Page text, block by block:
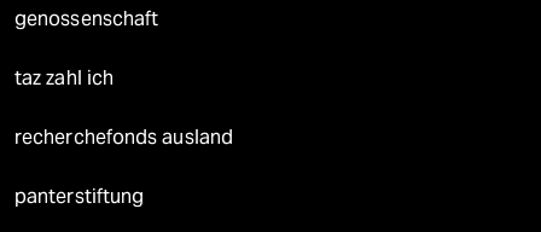
genossenschaft
taz zahl ich
recherchefonds ausland
panterstiftung